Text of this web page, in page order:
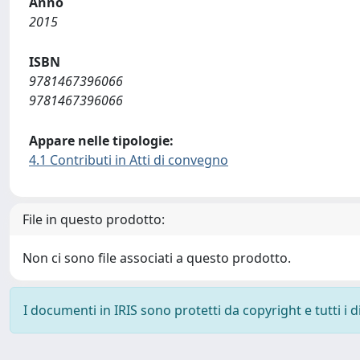
2015
ISBN
9781467396066
9781467396066
Appare nelle tipologie:
4.1 Contributi in Atti di convegno
File in questo prodotto:
Non ci sono file associati a questo prodotto.
I documenti in IRIS sono protetti da copyright e tutti i